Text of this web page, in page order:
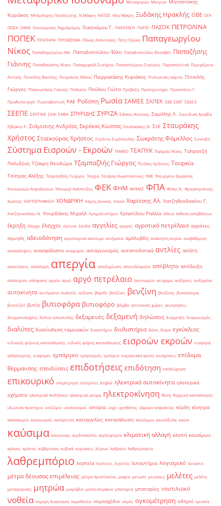
Μεταφορών Μητρώο Μητσοτάκης
Κυριάκος Μπόμπορης Παναγιώτης Ν.Μάκρη ΝΑΞΟΣ Νέα Μάκρη Ξυδάκης Ηρακλής ΟΒΕ ΟΓΑ
ΟΟΣΑ ΟΦΑΕ Οικονομικός Ταχυδρόμος Οικονόμου Γ. ΠΑΡΑΤΑΣΗ ΠΑΡΙΣΙ ΠΑΣΟΚ ΠΕΤΡΟΛΙΝΑ
ΠΟΠΕΚ ΠΡΑΤΗΡΙΑ ΠΡΟΘΕΣΜΙΑ Πάνας Απόστολος Πέτη Πέρκα Παπαγεωργίου
Νίκος Παπαδημητρίου Μπ. Παπαδοπούλου Έλλη Παπαδοπούλου Ελισάβετ Παπαζήσης
Γιάννης Παπαθανάσης Νίκος Παπαμιχαήλ Σωτήρης Παπασταύρου Σταύρος Παραπολιτικά Περιφέρεια
Αττικής Πετκίδης Βασίλης Πετραλιάς Θάνος Πιερρακάκης Κυριάκος Πιστωτικές κάρτες Πιτσιλής
Γιώργος Πλακιωτάκης Γιάννης Πολωνία Πούλου Γιώτα Πρέβεζα Πρατηριούχοι Προκοπίου Γ.
Πρωθυπουργό Πυροσβεστική ΡΑΕ Ροδόπη Ρωσία ΣΑΜΕΕ ΣΑΠΕΚ ΣΕΒ ΣΕΒΤ ΣΕΔΕ ΙΙ
ΣΕΕΠΕ ΣΕΥΠΥΚΕ ΣΚΑΙ ΣΜΕΑ ΣΠΥΡΙΔΗΣ ΣΥΡΙΖΑ Σάκκος Αντώνης Σαμόλης Λ. Σαουδική Αραβία
Σβίγκου Ρ. Σιάμισιης Ανδρέας Σκρέκας Κώστας Σκυλακάκης Θ. ΣτΕ Σταυράκης
Χρήστος Σταϊκούρας Χρήστος Στράτος Σιμόπουλος Σωκράτης Φάμελλος Σύνταξη
Σύστημα Εισροών - Εκροών ΤΑΜΕΙΟ ΤΕΑΠΥΚ Ταγαράς Νίκος Ταπρατζή
Πολυξένη Τζάκρη Θεοδώρα Τζαμπαζλής Γιώργος Τζιόλας Χρήστος Τουρκία
Τσίπρας Αλέξης Τσαμπαζλής Γιώργος Τσεχία Τσιάρας Κωνσταντίνος ΥΜΕ Υπουργείο Εργασίας
Κοινωνικών Ασφαλίσεων Υπουργό Ανάπτυξης ΦΕΚ ΦΗΜ ΦΗΜΑΣ ΦΠΑ Φίλης Ν. Φραγκογιάννης
Κώστας ΧΑΡΤΟΓΡΑΦΗΣΗ ΧΟΝΔΡΙΚΗ Χάρης Δούκας Χανιά Χαρίτσης Αλ. Χατζηθεοδοσίου Γ.
Χατζηνικολάου Ν. Χουρδάκης Μιχαήλ Χρηματιστήριο Χρηστίδου Ραλλία άδεια έκθεση αποβλήτων
έκρηξη έλεγχο έλεγχοι έρευνα έσοδα αγγελίες αγορές αγροτικό πετρέλαιο αγρότες
αγωγός αδειοδότηση αεροπορικά καύσιμα αιτήματα αμόλυβδη ανάκτηση ατμών αναβάθμιση
ανακαλύψεις ανασφάλιστα αναφορές ανταγωνισμός ανταποδοτικά αντλίες απάτη
απαιτήσεις απαλλαγή απεργία αποζημίωση αποτελέσματα απόβλητα απόδειξη
απόσυρση απόφαση αργία αργό αργό πετρέλαιο αστυνομία ατύχημα αυξήσεις αυξημένα
αυτοκίνητα αυτόματοι πωλητές αύξηση βαρέλι βενζίνες βενζίνη βενζίνης βιοκαύσιμα
βιοντίζελ βυτίο βυτιοφόρα βυτιοφόρο βόμβα γειτονικές χώρες γεωτρήσεις
δειγματοληψίες δελτίο αποστολής δεξαμενές δεξαμενή δηλώσεις διάρρηξη διαγωνισμός
διαλύτες διασύνδεση ταμειακών δικαστήριο διυλιστήρια δόση δώρα εγκύκλιος
ειδικούς φόρους κατανάλωσης ειδικός φόρος κατανάλωσης εισροών εκροών εισφορά
αλληλεγγύης εισφορές εμπάργκο εμπρησμός εμπόριο ενεργειακή κρίση ενισχύσεις επίδομα
θέρμανσης επενδύσεις επιδοτήσεις επιδότηση επιθεώρηση
επικουρικό επιμέτρηση εταιρείες ευρώ ηλεκτρικά αυτοκίνητα ηλεκτρικά
οχήματα ηλεκτρικά ποδήλατα ηλεκτρικό ρεύμα ηλεκτροκίνηση θέση θερμική καταπόνηση
ιδιωτικά πρατήρια ισοζύγιο ισολογισμοί ιστορία ισχύ ιχνηθέτης κάμερα ασφαλείας κέρδη κίνητρα
κακοκαιρία κανονισμός κατάρτιση καταγγελίες κατανάλωση καυσίμων καυσόξυλα καύσι
καύσιμα καύσωνας κερδοσκοπία κερδοφορία κλιματική αλλαγή κλοπή καυσίμων
κράνος κράτος κυβέρνηση κυβικά κυρώσεις λίτρων λαθραία λαθρεμπορία
λαθρεμπόριο ληστεία ληστείες λιγνίτης λιπαντήρια λογισμικό λουκέτο
μέτρα δέουσας επιμέλειας μέτρα προστασίας μαφία μείωση μειώσεις μελέτες μελέτη
μεταφορικές μητρώα μικρόβια μικτά κλιμάκια μπαταρία μπαταρίες ναυτιλιακό
νοθεία νομιμη διακίνηση νομοθεσία νομοσχέδιο νόμος ογκομέτρηση οδηγοί ορυκτά